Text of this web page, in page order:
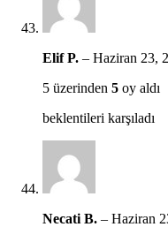
Elif P. – Haziran 23,
5 üzerinden 5 oy aldı
beklentileri karşıladı
Necati B. – Haziran